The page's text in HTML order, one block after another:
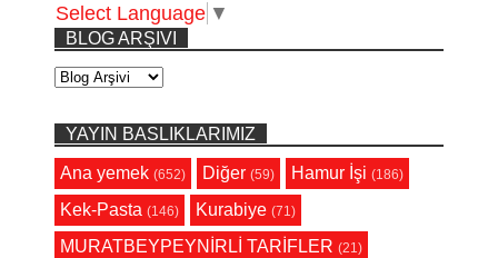
Select Language ▼
BLOG ARŞIVI
YAYIN BASLIKLARIMIZ
Ana yemek (652) Diğer (59) Hamur İşi (186)
Kek-Pasta (146) Kurabiye (71)
MURATBEYPEYNİRLİ TARİFLER (21)